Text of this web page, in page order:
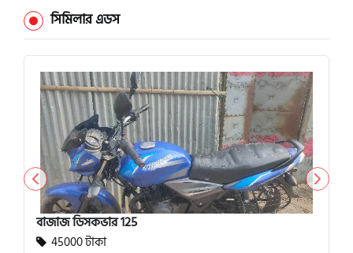
সিমিলার এডস
বাজাজ ডিসকভার 125
45000 টাকা